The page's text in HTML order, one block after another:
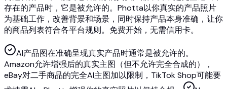
存在的产品时，它是被允许的。Photta以你真实的产品照片
为基础工作，改善背景和场景，同时保持产品本身准确，让你
的商品列表符合各平台规则。免费开始，无需信用卡。
AI产品图在准确呈现真实产品时通常是被允许的。
Amazon允许增强后的真实主图（但不允许完全合成的），
eBay对二手商品的完全AI主图加以限制，TikTok Shop可能要